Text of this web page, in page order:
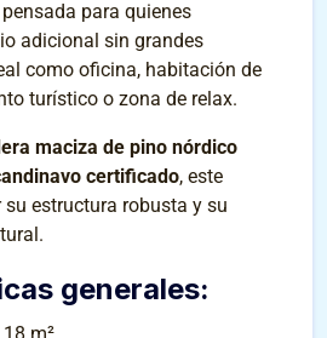
para quienes
adicional sin grandes
como oficina, habitación de
turístico o zona de relax.
maciza de pino nórdico
certificado, este
estructura robusta y su
generales: